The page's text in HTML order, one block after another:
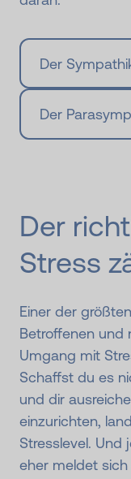
Der
Der
Der
Stress
Einer der
Betroffenen und
Umgang mit
Schaffst du es
und dir
einzurichten,
Stresslevel. Und
eher meldet